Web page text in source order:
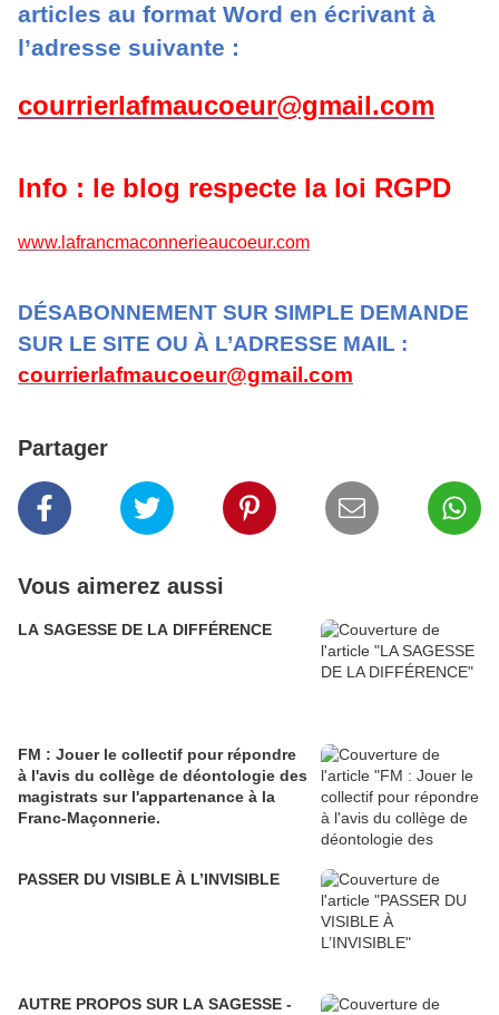
articles au format Word en écrivant à
l’adresse suivante :
courrierlafmaucoeur@gmail.com
Info : le blog respecte la loi RGPD
www.lafrancmaconnerieaucoeur.com
DÉSABONNEMENT SUR SIMPLE DEMANDE
SUR LE SITE OU À L’ADRESSE MAIL :
courrierlafmaucoeur@gmail.com
Partager
Vous aimerez aussi
LA SAGESSE DE LA DIFFÉRENCE
FM : Jouer le collectif pour répondre
à l'avis du collège de déontologie des
magistrats sur l'appartenance à la
Franc-Maçonnerie.
PASSER DU VISIBLE À L’INVISIBLE
AUTRE PROPOS SUR LA SAGESSE -